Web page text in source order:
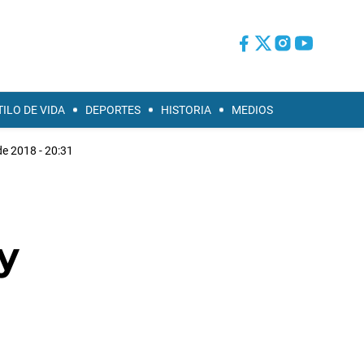
DE VIDA DEPORTES HISTORIA MEDIOS
2018 - 20:31